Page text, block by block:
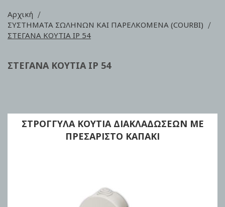
Αρχική
ΣΥΣΤΗΜΑΤΑ ΣΩΛΗΝΩΝ ΚΑΙ ΠΑΡΕΛΚΟΜΕΝΑ (COURBI)
ΣΤΕΓΑΝΑ ΚΟΥΤΙΑ ΙΡ 54
ΣΤΕΓΑΝΑ ΚΟΥΤΙΑ ΙΡ 54
ΣΤΡΟΓΓΥΛΑ ΚΟΥΤΙΑ ΔΙΑΚΛΑΔΩΣΕΩΝ ΜΕ
ΠΡΕΣΑΡΙΣΤΟ ΚΑΠΑΚΙ